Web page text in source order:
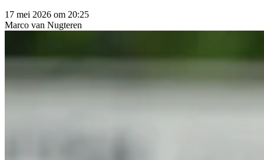
17 mei 2026 om 20:25
Marco van Nugteren